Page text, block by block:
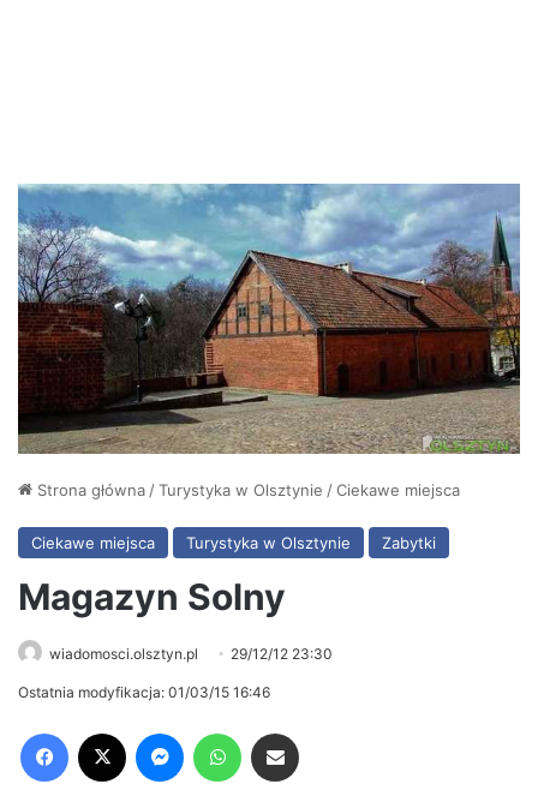
Strona główna /Turystyka w Olsztynie /Ciekawe miejsca
Ciekawe miejsca Turystyka w Olsztynie Zabytki
Magazyn Solny
wiadomosci.olsztyn.pl 29/12/12 23:30
Ostatnia modyfikacja: 01/03/15 16:46